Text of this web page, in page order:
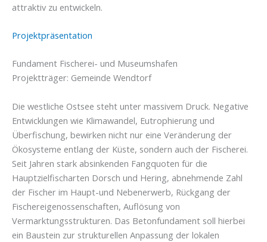
attraktiv zu entwickeln.
Projektpräsentation
Fundament Fischerei- und Museumshafen
Projektträger: Gemeinde Wendtorf
Die westliche Ostsee steht unter massivem Druck. Negative
Entwicklungen wie Klimawandel, Eutrophierung und
Überfischung, bewirken nicht nur eine Veränderung der
Ökosysteme entlang der Küste, sondern auch der Fischerei.
Seit Jahren stark absinkenden Fangquoten für die
Hauptzielfischarten Dorsch und Hering, abnehmende Zahl
der Fischer im Haupt-und Nebenerwerb, Rückgang der
Fischereigenossenschaften, Auflösung von
Vermarktungsstrukturen. Das Betonfundament soll hierbei
ein Baustein zur strukturellen Anpassung der lokalen